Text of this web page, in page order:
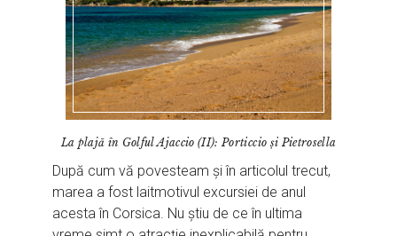
La plajă în Golful Ajaccio (II): Porticcio și Pietrosella
După cum vă povesteam și în articolul trecut,
marea a fost laitmotivul excursiei de anul
acesta în Corsica. Nu știu de ce în ultima